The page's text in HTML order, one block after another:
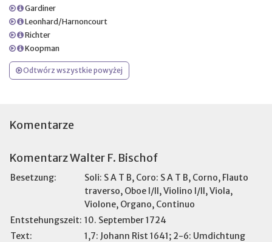
Gardiner
Leonhard/Harnoncourt
Richter
Koopman
Odtwórz wszystkie powyżej
Komentarze
Komentarz Walter F. Bischof
Besetzung:
Soli: S A T B, Coro: S A T B, Corno, Flauto
traverso, Oboe I/II, Violino I/II, Viola,
Violone, Organo, Continuo
Entstehungszeit: 10. September 1724
Text:
1,7: Johann Rist 1641; 2-6: Umdichtung